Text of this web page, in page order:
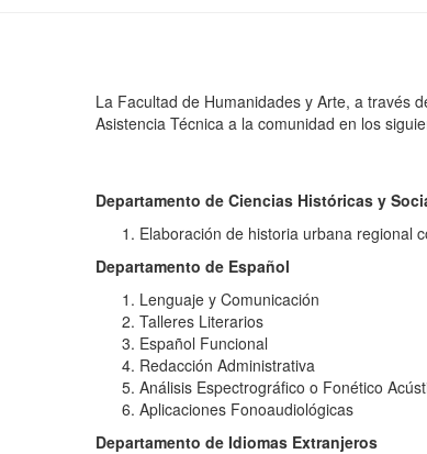
La Facultad de Humanidades y Arte, a través
Asistencia Técnica a la comunidad en los
Departamento de Ciencias Históricas y
Elaboración de historia urbana regional
Departamento de Español
Lenguaje y Comunicación
Talleres Literarios
Español Funcional
Redacción Administrativa
Análisis Espectrográfico o Fonético
Aplicaciones Fonoaudiológicas
Departamento de Idiomas Extranjeros